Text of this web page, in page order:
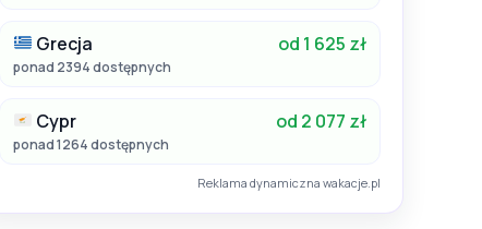
Grecja od 1 625 zł
ponad 2394 dostępnych
Cypr od 2 077 zł
ponad 1264 dostępnych
Reklama dynamiczna wakacje.pl